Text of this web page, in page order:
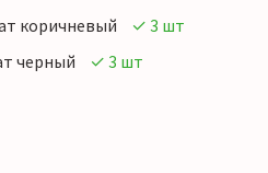
коричневый
✓ 3 шт
черный
✓ 3 шт